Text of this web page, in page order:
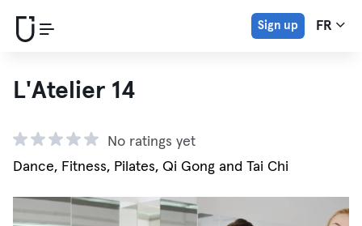
Sign up FR
L'Atelier 14
No ratings yet
Dance, Fitness, Pilates, Qi Gong and Tai Chi